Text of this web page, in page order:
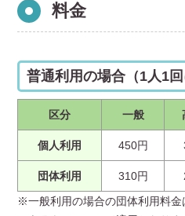
料金
普通利用の場合（1人1回
区分 一般
個人利用 450円
団体利用 310円
※一般利用の場合の団体利用料